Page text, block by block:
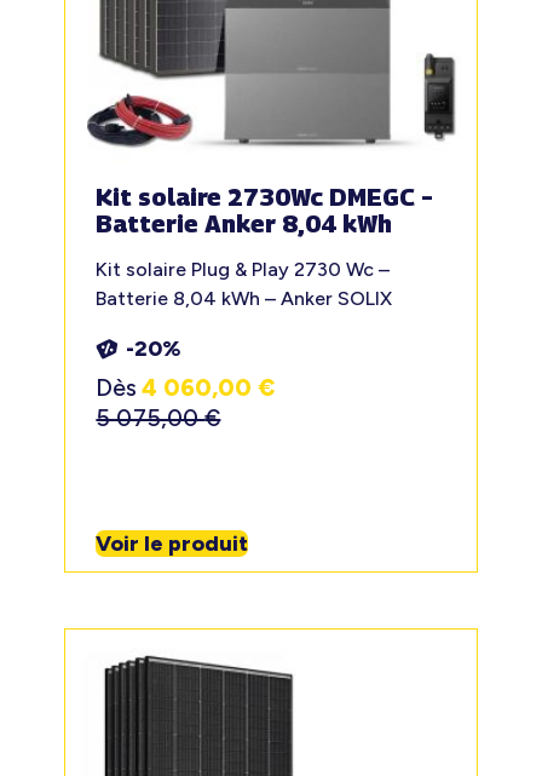
Kit solaire 2730Wc DMEGC –
Batterie Anker 8,04 kWh
Kit solaire Plug & Play 2730 Wc –
Batterie 8,04 kWh – Anker SOLIX
-20%
Dès 4 060,00€
5 075,00€
Voir le produit